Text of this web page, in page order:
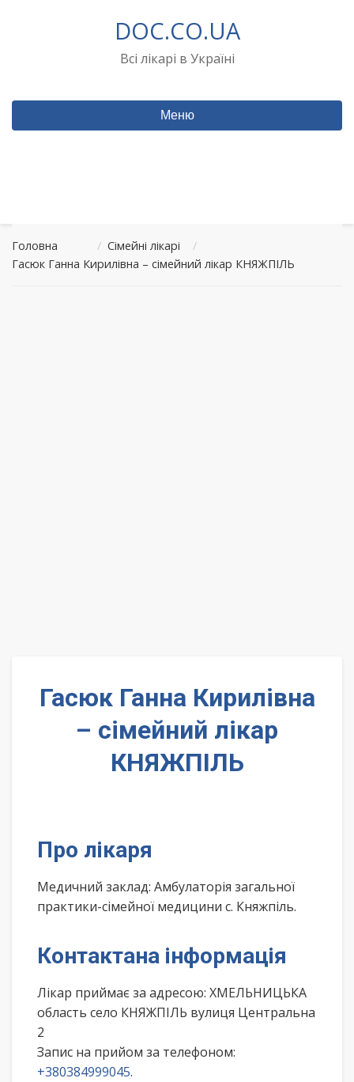
DOC.CO.UA
Всі лікарі в Україні
Меню
Головна / Сімейні лікарі
/
Гасюк Ганна Кирилівна – сімейний лікар КНЯЖПІЛЬ
Гасюк Ганна Кирилівна
– сімейний лікар
КНЯЖПІЛЬ
Про лікаря
Медичний заклад: Амбулаторія загальної
практики-сімейної медицини с. Княжпіль.
Контактана інформація
Лікар приймає за адресою: ХМЕЛЬНИЦЬКА
область село КНЯЖПІЛЬ вулиця Центральна
2
Запис на прийом за телефоном:
+380384999045.